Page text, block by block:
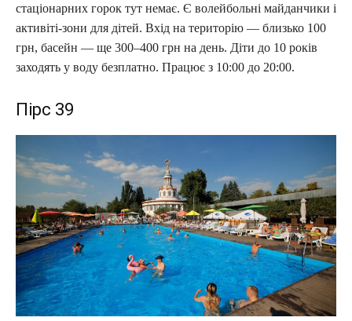
стаціонарних горок тут немає. Є волейбольні майданчики і
активіті-зони для дітей. Вхід на територію — близько 100
грн, басейн — ще 300–400 грн на день. Діти до 10 років
заходять у воду безплатно. Працює з 10:00 до 20:00.
Пірс 39